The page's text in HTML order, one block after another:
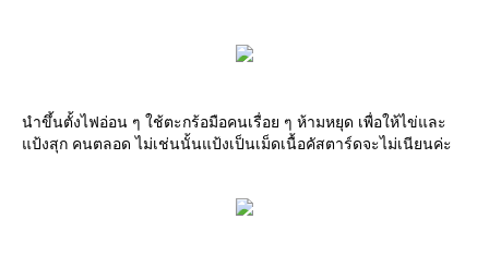
นำขึ้นตั้งไฟอ่อน ๆ ใช้ตะกร้อมือคนเรื่อย ๆ ห้ามหยุด เพื่อให้ไข่และ
แป้งสุก คนตลอด ไม่เช่นนั้นแป้งเป็นเม็ดเนื้อคัสตาร์ดจะไม่เนียนค่ะ